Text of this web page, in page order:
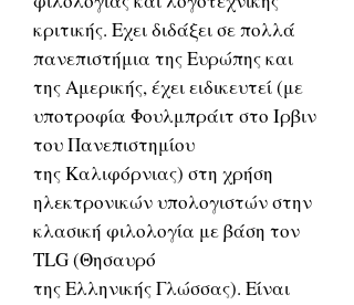
κριτικής. Εχει διδάξει σε πολλά
πανεπιστήμια της Ευρώπης και
της Αμερικής, έχει ειδικευτεί (με
υποτροφία Φουλμπράιτ στο Ιρβιν
του Πανεπιστημίου
της Καλιφόρνιας) στη χρήση
ηλεκτρονικών υπολογιστών στην
κλασική φιλολογία με βάση τον
TLG (Θησαυρό
της Ελληνικής Γλώσσας). Είναι